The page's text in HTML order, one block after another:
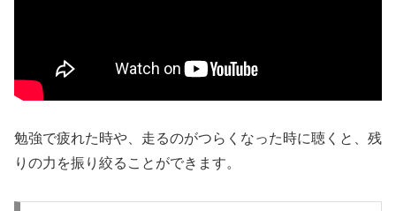
勉強で疲れた時や、走るのがつらくなった時に聴くと、残
りの力を振り絞ることができます。